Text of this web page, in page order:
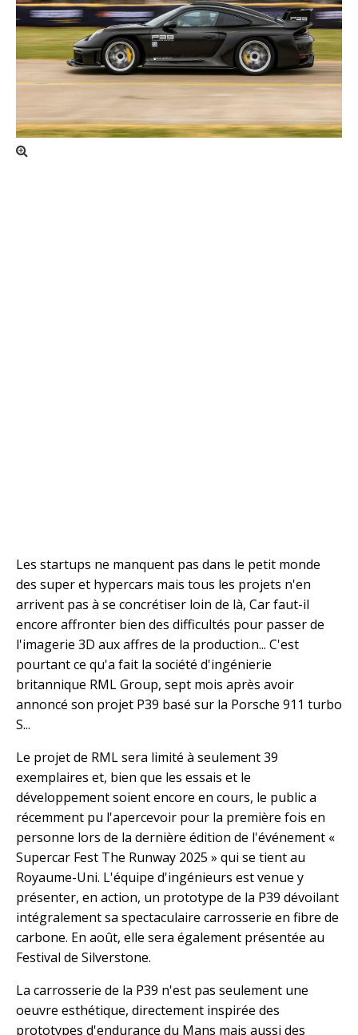
Les startups ne manquent pas dans le petit monde
des super et hypercars mais tous les projets n'en
arrivent pas à se concrétiser loin de là, Car faut-il
encore affronter bien des difficultés pour passer de
l'imagerie 3D aux affres de la production... C'est
pourtant ce qu'a fait la société d'ingénierie
britannique RML Group, sept mois après avoir
annoncé son projet P39 basé sur la Porsche 911 turbo
S...
Le projet de RML sera limité à seulement 39
exemplaires et, bien que les essais et le
développement soient encore en cours, le public a
récemment pu l'apercevoir pour la première fois en
personne lors de la dernière édition de l'événement «
Supercar Fest The Runway 2025 » qui se tient au
Royaume-Uni. L'équipe d'ingénieurs est venue y
présenter, en action, un prototype de la P39 dévoilant
intégralement sa spectaculaire carrosserie en fibre de
carbone. En août, elle sera également présentée au
Festival de Silverstone.
La carrosserie de la P39 n'est pas seulement une
oeuvre esthétique, directement inspirée des
prototypes d'endurance du Mans mais aussi des